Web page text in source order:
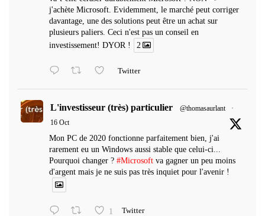
j'achète Microsoft. Evidemment, le marché peut corriger
davantage, une des solutions peut être un achat sur
plusieurs paliers. Ceci n'est pas un conseil en
investissement! DYOR !
2
Twitter
L'investisseur (très) particulier @thomasaurlant
·
16 Oct
Mon PC de 2020 fonctionne parfaitement bien, j'ai
rarement eu un Windows aussi stable que celui-ci...
Pourquoi changer ? #Microsoft va gagner un peu moins
d'argent mais je ne suis pas très inquiet pour l'avenir !
1 Twitter